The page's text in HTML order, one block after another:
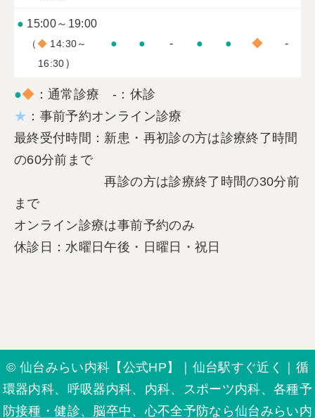
● 15:00～19:00
（◆ 14:30～
16:30）
● ● - ● ● ◆ -
●◆ ：通常診療 -：休診
★ ：事前予約オンライン診療
最終受付時間：新患・再初診の方は診療終了時間
の60分前まで
再診の方は診療終了時間の30分前
まで
オンライン診療は事前予約のみ
休診日：水曜日午後・日曜日・祝日
© 仙台みらい内科【公式HP】｜仙台駅すぐ近く｜循
環器内科、呼吸器内科、内科、スポーツ内科、各種予
防接種・健診、脳卒中、心不全予防なら仙台みらい内